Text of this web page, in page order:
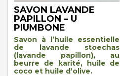
SAVON LAVANDE
PAPILLON – U
PIUMBONE
Savon à l’huile essentielle
de lavande stoechas
(lavande papillon), au
beurre de karité, huile de
coco et huile d’olive.